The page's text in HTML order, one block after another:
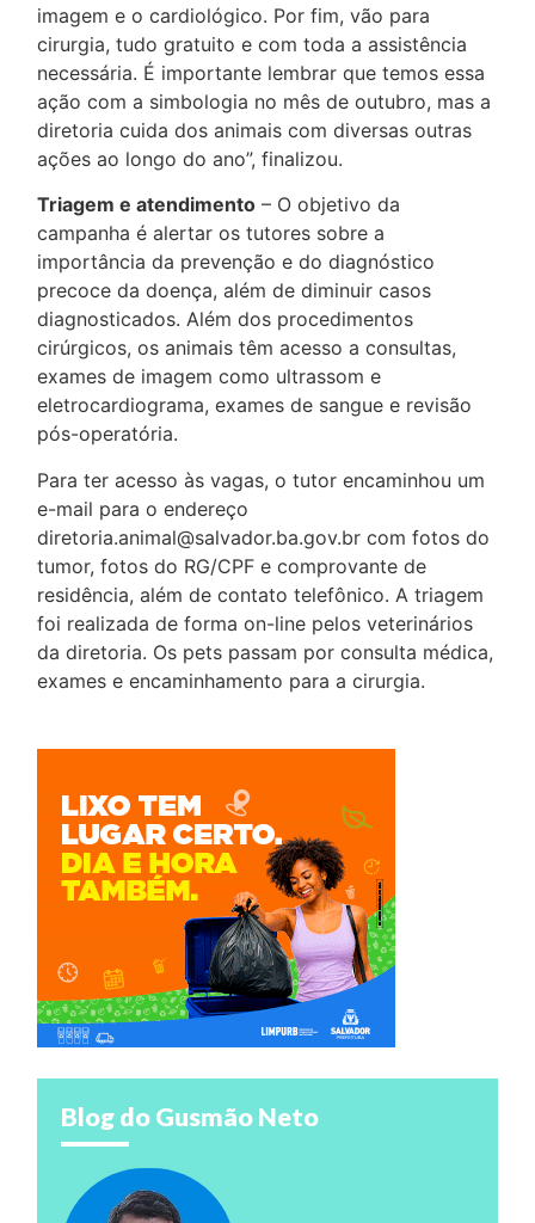
imagem e o cardiológico. Por fim, vão para
cirurgia, tudo gratuito e com toda a assistência
necessária. É importante lembrar que temos essa
ação com a simbologia no mês de outubro, mas a
diretoria cuida dos animais com diversas outras
ações ao longo do ano”, finalizou.
Triagem e atendimento – O objetivo da
campanha é alertar os tutores sobre a
importância da prevenção e do diagnóstico
precoce da doença, além de diminuir casos
diagnosticados. Além dos procedimentos
cirúrgicos, os animais têm acesso a consultas,
exames de imagem como ultrassom e
eletrocardiograma, exames de sangue e revisão
pós-operatória.
Para ter acesso às vagas, o tutor encaminhou um
e-mail para o endereço
diretoria.animal@salvador.ba.gov.br com fotos do
tumor, fotos do RG/CPF e comprovante de
residência, além de contato telefônico. A triagem
foi realizada de forma on-line pelos veterinários
da diretoria. Os pets passam por consulta médica,
exames e encaminhamento para a cirurgia.
Blog do Gusmão Neto